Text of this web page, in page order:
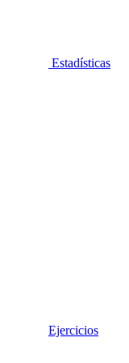
Estadísticas
Ejercicios